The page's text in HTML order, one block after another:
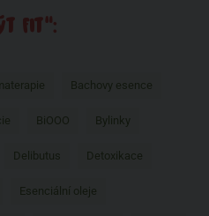
FIT“:
Bachovy esence
BiOOO Bylinky
Delibutus Detoxikace
Esenciální oleje